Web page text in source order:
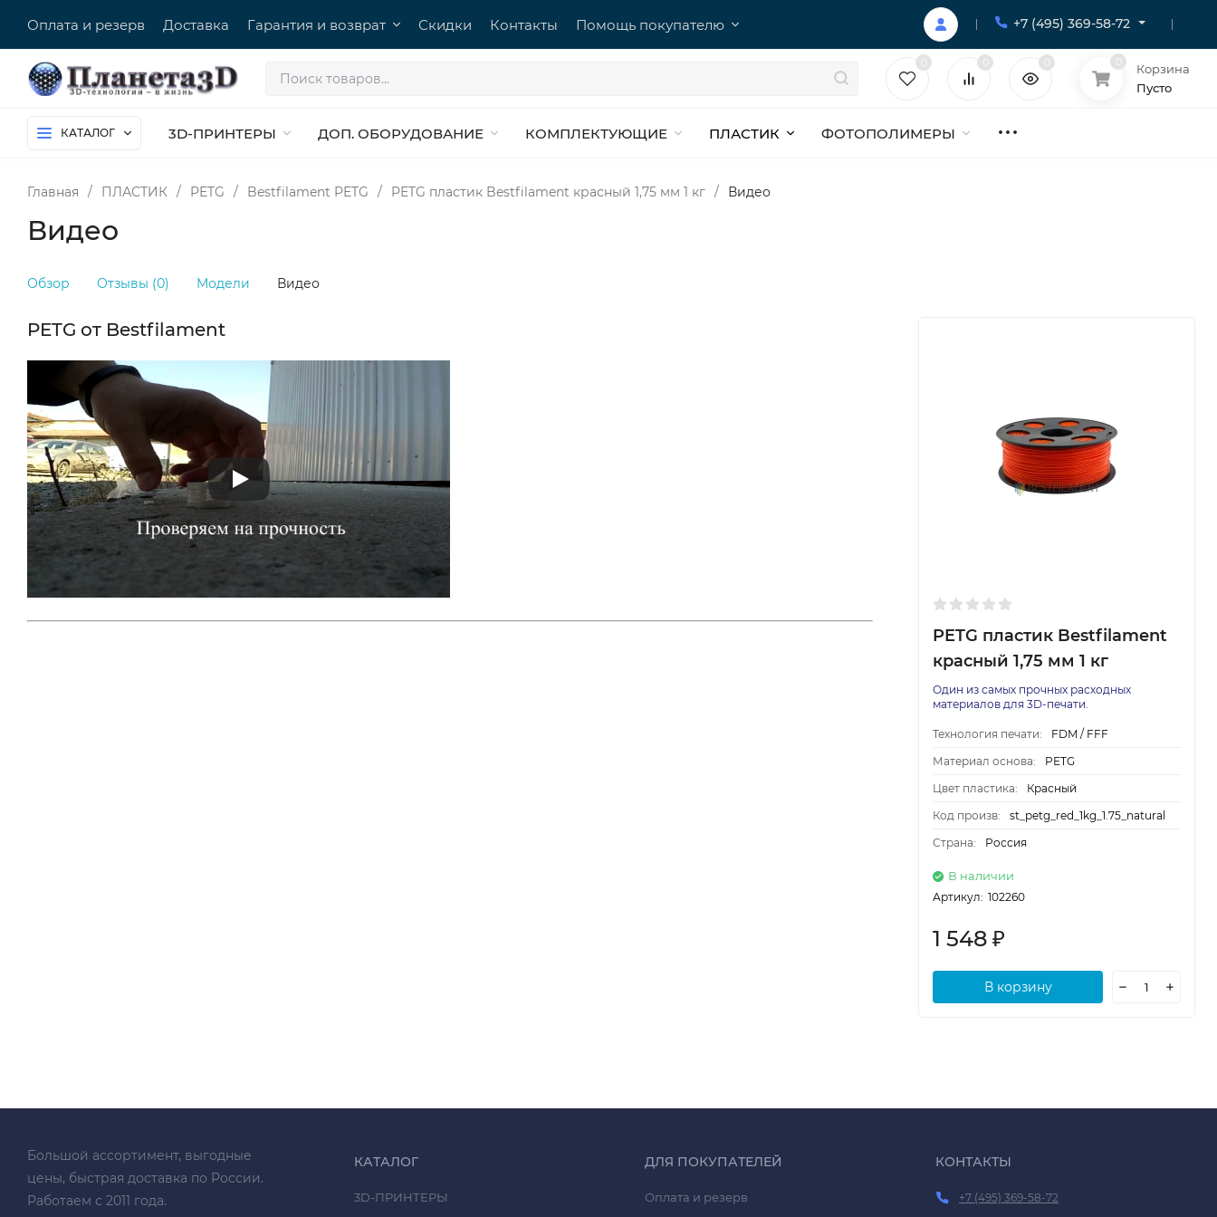
Оплата и резерв Доставка Гарантия и возврат Скидки Контакты Помощь покупателю +7 (495) 369-58-72
Корзина
Пусто
КАТАЛОГ 3D-ПРИНТЕРЫ ДОП. ОБОРУДОВАНИЕ КОМПЛЕКТУЮЩИЕ ПЛАСТИК ФОТОПОЛИМЕРЫ
Главная / ПЛАСТИК / PETG / Bestfilament PETG / PETG пластик Bestfilament красный 1,75 мм 1 кг / Видео
Видео
Обзор Отзывы (0) Модели Видео
PETG от Bestfilament
PETG пластик Bestfilament
красный 1,75 мм 1 кг
Один из самых прочных расходных
материалов для 3D-печати.
Технология печати:
FDM / FFF
Материал основа:
PETG
Цвет пластика:
Красный
Код произв:
st_petg_red_1kg_1.75_natural
Страна:
Россия
В наличии
Артикул: 102260
1 548 ₽
В корзину
Большой ассортимент, выгодные
цены, быстрая доставка по России.
Работаем с 2011 года.
КАТАЛОГ
3D-ПРИНТЕРЫ
ДЛЯ ПОКУПАТЕЛЕЙ
Оплата и резерв
КОНТАКТЫ
+7 (495) 369-58-72